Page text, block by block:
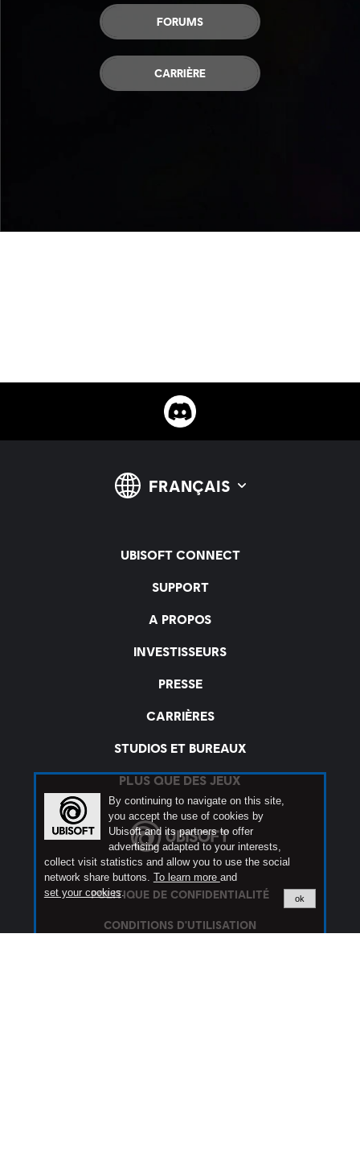
FORUMS
CARRIÈRE
By continuing to navigate on this site,
you accept the use of cookies by
Ubisoft and its partners to offer
advertising adapted to your interests,
collect visit statistics and allow you to use the social
network share buttons. To learn more and
set your cookies. ok